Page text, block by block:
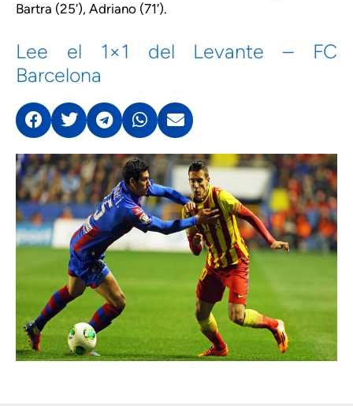
Bartra (25′), Adriano (71′).
Lee el 1×1 del Levante – FC
Barcelona